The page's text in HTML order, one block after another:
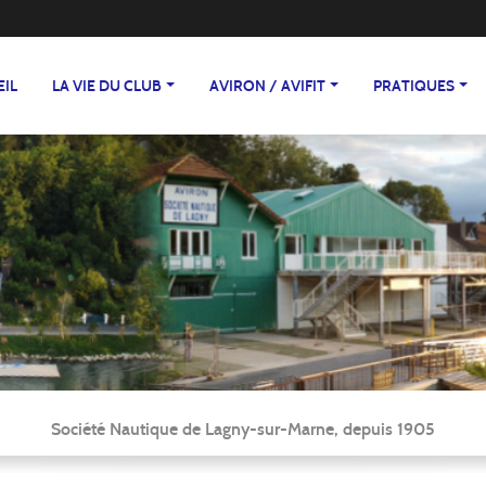
LA VIE DU CLUB AVIRON / AVIFIT PRATIQUES
Société Nautique de Lagny-sur-Marne, depuis 1905